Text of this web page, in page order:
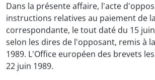
Dans la présente affaire, l'acte
instructions relatives au paiement de
correspondante, le tout daté du 15
selon les dires de l'opposant, remis à
1989. L'Office européen des brevets
22 juin 1989.